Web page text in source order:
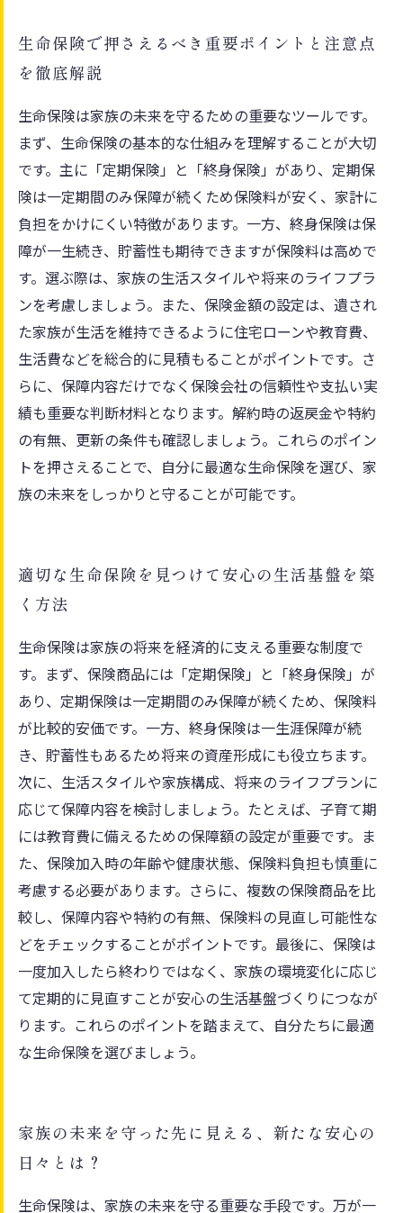
生命保険で押さえるべき重要ポイントと注意点
を徹底解説
生命保険は家族の未来を守るための重要なツールです。
まず、生命保険の基本的な仕組みを理解することが大切
です。主に「定期保険」と「終身保険」があり、定期保
険は一定期間のみ保障が続くため保険料が安く、家計に
負担をかけにくい特徴があります。一方、終身保険は保
障が一生続き、貯蓄性も期待できますが保険料は高めで
す。選ぶ際は、家族の生活スタイルや将来のライフプラ
ンを考慮しましょう。また、保険金額の設定は、遺され
た家族が生活を維持できるように住宅ローンや教育費、
生活費などを総合的に見積もることがポイントです。さ
らに、保障内容だけでなく保険会社の信頼性や支払い実
績も重要な判断材料となります。解約時の返戻金や特約
の有無、更新の条件も確認しましょう。これらのポイン
トを押さえることで、自分に最適な生命保険を選び、家
族の未来をしっかりと守ることが可能です。
適切な生命保険を見つけて安心の生活基盤を築
く方法
生命保険は家族の将来を経済的に支える重要な制度で
す。まず、保険商品には「定期保険」と「終身保険」が
あり、定期保険は一定期間のみ保障が続くため、保険料
が比較的安価です。一方、終身保険は一生涯保障が続
き、貯蓄性もあるため将来の資産形成にも役立ちます。
次に、生活スタイルや家族構成、将来のライフプランに
応じて保障内容を検討しましょう。たとえば、子育て期
には教育費に備えるための保障額の設定が重要です。ま
た、保険加入時の年齢や健康状態、保険料負担も慎重に
考慮する必要があります。さらに、複数の保険商品を比
較し、保障内容や特約の有無、保険料の見直し可能性な
どをチェックすることがポイントです。最後に、保険は
一度加入したら終わりではなく、家族の環境変化に応じ
て定期的に見直すことが安心の生活基盤づくりにつなが
ります。これらのポイントを踏まえて、自分たちに最適
な生命保険を選びましょう。
家族の未来を守った先に見える、新たな安心の
日々とは？
生命保険は、家族の未来を守る重要な手段です。万が一